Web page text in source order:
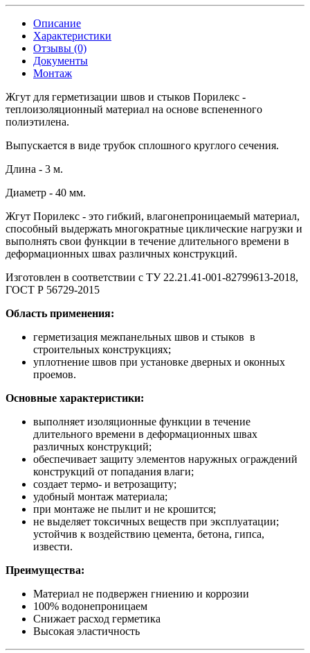
Описание
Характеристики
Отзывы (0)
Документы
Монтаж
Жгут для герметизации швов и стыков Порилекс -
теплоизоляционный материал на основе вспененного
полиэтилена.
Выпускается в виде трубок сплошного круглого сечения.
Длина - 3 м.
Диаметр - 40 мм.
Жгут Порилекс - это гибкий, влагонепроницаемый материал,
способный выдержать многократные циклические нагрузки и
выполнять свои функции в течение длительного времени в
деформационных швах различных конструкций.
Изготовлен в соответствии с ТУ 22.21.41-001-82799613-2018,
ГОСТ Р 56729-2015
Область применения:
герметизация межпанельных швов и стыков в
строительных конструкциях;
уплотнение швов при установке дверных и оконных
проемов.
Основные характеристики:
выполняет изоляционные функции в течение
длительного времени в деформационных швах
различных конструкций;
обеспечивает защиту элементов наружных ограждений
конструкций от попадания влаги;
создает термо- и ветрозащиту;
удобный монтаж материала;
при монтаже не пылит и не крошится;
не выделяет токсичных веществ при эксплуатации;
устойчив к воздействию цемента, бетона, гипса,
извести.
Преимущества:
Материал не подвержен гниению и коррозии
100% водонепроницаем
Снижает расход герметика
Высокая эластичность